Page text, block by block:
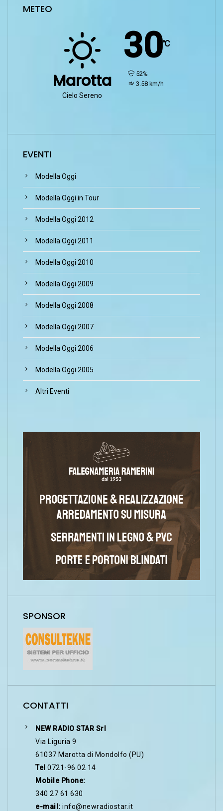
METEO
Marotta
Cielo Sereno
30℃
humidity:
52%
wind:
3.58 km/h
EVENTI
Modella Oggi
Modella Oggi in Tour
Modella Oggi 2012
Modella Oggi 2011
Modella Oggi 2010
Modella Oggi 2009
Modella Oggi 2008
Modella Oggi 2007
Modella Oggi 2006
Modella Oggi 2005
Altri Eventi
SPONSOR
CONTATTI
NEW RADIO STAR Srl
Via Liguria 9
61037 Marotta di Mondolfo (PU)
Tel 0721-96 02 14
Mobile Phone:
340 27 61 630
e-mail: info@newradiostar.it